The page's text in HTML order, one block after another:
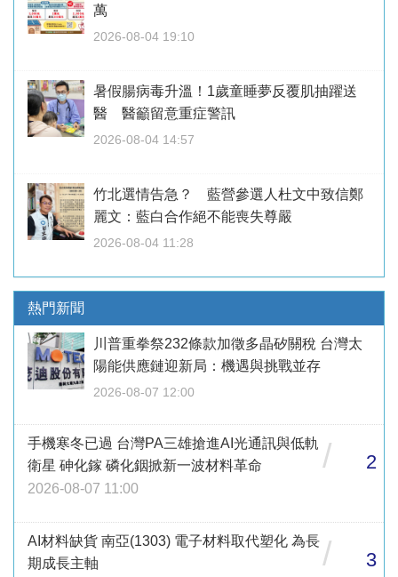
萬
2026-08-04 19:10
暑假腸病毒升溫！1歲童睡夢反覆肌抽躍送
醫 醫籲留意重症警訊
2026-08-04 14:57
竹北選情告急？ 藍營參選人杜文中致信鄭
麗文：藍白合作絕不能喪失尊嚴
2026-08-04 11:28
熱門新聞
川普重拳祭232條款加徵多晶矽關稅 台灣太
陽能供應鏈迎新局：機遇與挑戰並存
2026-08-07 12:00
手機寒冬已過 台灣PA三雄搶進AI光通訊與低軌
衛星 砷化鎵 磷化銦掀新一波材料革命
2026-08-07 11:00
/ 2
AI材料缺貨 南亞(1303) 電子材料取代塑化 為長
期成長主軸
/ 3